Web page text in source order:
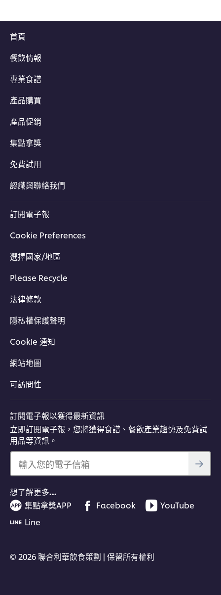
首頁
餐飲情報
專業食譜
產品購買
產品促銷
集點拿獎
免費試用
認識與聯絡我們
訂閱電子報
Cookie Preferences
選擇國家/地區
Please Recycle
法律條款
隱私權保護聲明
Cookie 通知
網站地圖
可訪問性
訂閱電子報以獲得最新資訊
立即訂閱電子報，您將獲得食譜、餐飲產業趨勢及免費試
用品等資訊。
輸入您的電子信箱
想了解更多…
集點拿獎APP
Facebook
YouTube
Line
© 2026 聯合利華飲食策劃 | 保留所有權利